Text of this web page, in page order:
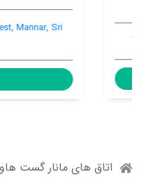
West, Mannar, Sri
اتاق های مانار گست